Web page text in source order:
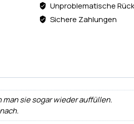
Unproblematische
Sichere Zahlungen
sie sogar wieder auffüllen.